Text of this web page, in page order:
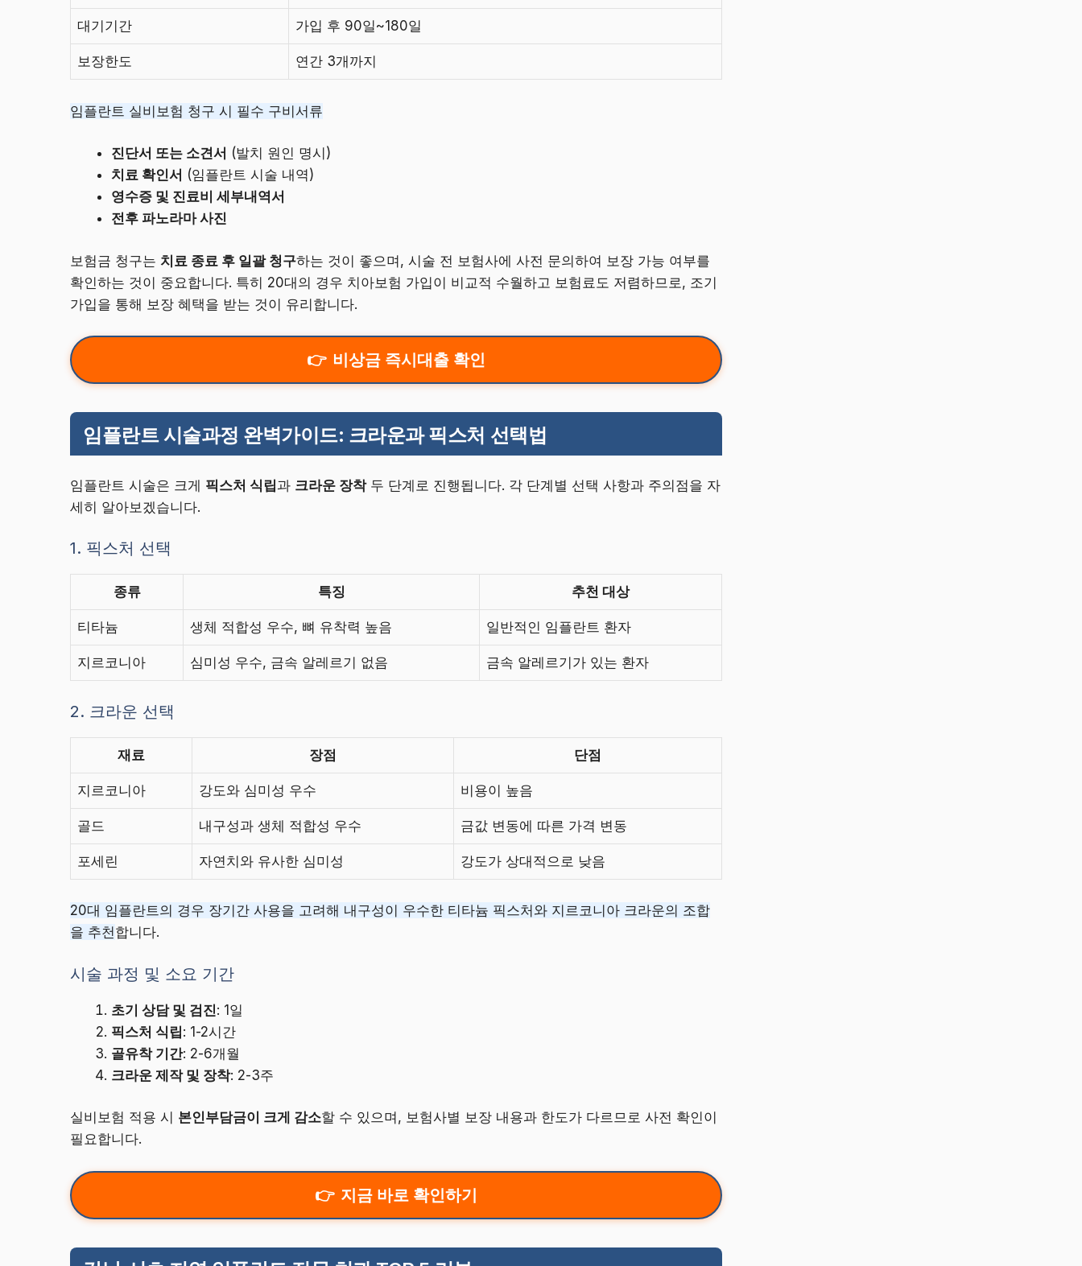
대기기간 가입 후 90일~180일
보장한도 연간 3개까지
임플란트 실비보험 청구 시 필수 구비서류
진단서 또는 소견서 (발치 원인 명시)
치료 확인서 (임플란트 시술 내역)
영수증 및 진료비 세부내역서
전후 파노라마 사진
보험금 청구는 치료 종료 후 일괄 청구하는 것이 좋으며, 시술 전 보험사에 사전 문의하여 보장 가능 여부를
확인하는 것이 중요합니다. 특히 20대의 경우 치아보험 가입이 비교적 수월하고 보험료도 저렴하므로, 조기
가입을 통해 보장 혜택을 받는 것이 유리합니다.
비상금 즉시대출 확인
임플란트 시술과정 완벽가이드: 크라운과 픽스처 선택법
임플란트 시술은 크게 픽스처 식립과 크라운 장착두 단계로 진행됩니다. 각 단계별 선택 사항과 주의점을 자
세히 알아보겠습니다.
1. 픽스처 선택
종류 특징 추천 대상
티타늄 생체 적합성 우수, 뼈 유착력 높음 일반적인 임플란트 환자
지르코니아 심미성 우수, 금속 알레르기 없음 금속 알레르기가 있는 환자
2. 크라운 선택
재료 장점 단점
지르코니아 강도와 심미성 우수 비용이 높음
골드 내구성과 생체 적합성 우수 금값 변동에 따른 가격 변동
포세린 자연치와 유사한 심미성 강도가 상대적으로 낮음
20대 임플란트의 경우 장기간 사용을 고려해 내구성이 우수한 티타늄 픽스처와 지르코니아 크라운의 조합
을 추천합니다.
시술 과정 및 소요 기간
초기 상담 및 검진: 1일
픽스처 식립: 1-2시간
골유착 기간: 2-6개월
크라운 제작 및 장착: 2-3주
실비보험 적용 시 본인부담금이 크게 감소할 수 있으며, 보험사별 보장 내용과 한도가 다르므로 사전 확인이
필요합니다.
지금 바로 확인하기